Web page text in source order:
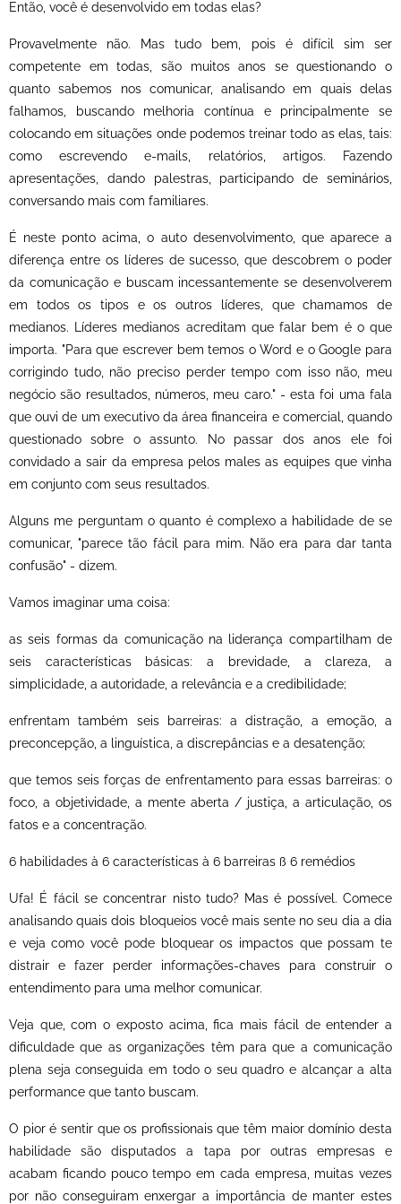
Então, você é desenvolvido em todas elas?
Provavelmente não. Mas tudo bem, pois é difícil sim ser
competente em todas, são muitos anos se questionando o
quanto sabemos nos comunicar, analisando em quais delas
falhamos, buscando melhoria contínua e principalmente se
colocando em situações onde podemos treinar todo as elas, tais:
como escrevendo e-mails, relatórios, artigos. Fazendo
apresentações, dando palestras, participando de seminários,
conversando mais com familiares.
É neste ponto acima, o auto desenvolvimento, que aparece a
diferença entre os líderes de sucesso, que descobrem o poder
da comunicação e buscam incessantemente se desenvolverem
em todos os tipos e os outros líderes, que chamamos de
medianos. Líderes medianos acreditam que falar bem é o que
importa. "Para que escrever bem temos o Word e o Google para
corrigindo tudo, não preciso perder tempo com isso não, meu
negócio são resultados, números, meu caro." - esta foi uma fala
que ouvi de um executivo da área financeira e comercial, quando
questionado sobre o assunto. No passar dos anos ele foi
convidado a sair da empresa pelos males as equipes que vinha
em conjunto com seus resultados.
Alguns me perguntam o quanto é complexo a habilidade de se
comunicar, "parece tão fácil para mim. Não era para dar tanta
confusão" - dizem.
Vamos imaginar uma coisa:
as seis formas da comunicação na liderança compartilham de
seis características básicas: a brevidade, a clareza, a
simplicidade, a autoridade, a relevância e a credibilidade;
enfrentam também seis barreiras: a distração, a emoção, a
preconcepção, a linguística, a discrepâncias e a desatenção;
que temos seis forças de enfrentamento para essas barreiras: o
foco, a objetividade, a mente aberta / justiça, a articulação, os
fatos e a concentração.
6 habilidades à 6 características à 6 barreiras ß 6 remédios
Ufa! É fácil se concentrar nisto tudo? Mas é possível. Comece
analisando quais dois bloqueios você mais sente no seu dia a dia
e veja como você pode bloquear os impactos que possam te
distrair e fazer perder informações-chaves para construir o
entendimento para uma melhor comunicar.
Veja que, com o exposto acima, fica mais fácil de entender a
dificuldade que as organizações têm para que a comunicação
plena seja conseguida em todo o seu quadro e alcançar a alta
performance que tanto buscam.
O pior é sentir que os profissionais que têm maior domínio desta
habilidade são disputados a tapa por outras empresas e
acabam ficando pouco tempo em cada empresa, muitas vezes
por não conseguiram enxergar a importância de manter estes